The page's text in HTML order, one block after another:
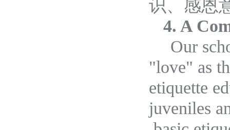
识、感恩
4. A
Our
"love" as
etiquette
juveniles